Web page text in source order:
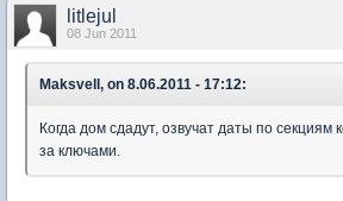
litlejul
08 Jun 2011
Maksvell, on 8.06.2011 - 17:12:
Когда дом сдадут, озвучат даты по секциям
за ключами.